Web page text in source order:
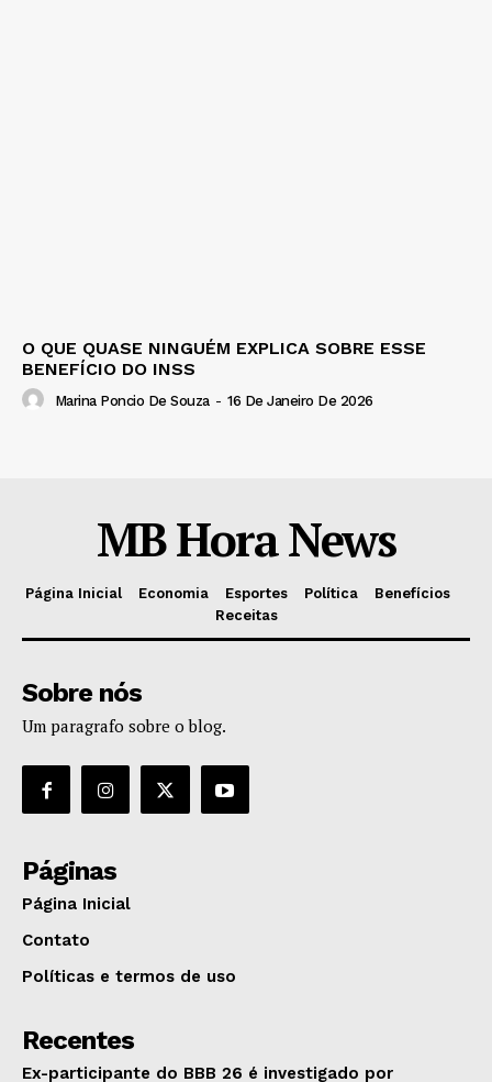
O QUE QUASE NINGUÉM EXPLICA SOBRE ESSE
BENEFÍCIO DO INSS
Marina Poncio De Souza - 16 De Janeiro De 2026
MB Hora News
Página Inicial Economia Esportes Política
Benefícios
Receitas
Sobre nós
Um paragrafo sobre o blog.
Páginas
Página Inicial
Contato
Políticas e termos de uso
Recentes
Ex-participante do BBB 26 é investigado por